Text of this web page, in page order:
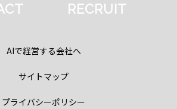
RECRUIT
AIで経営する会社へ
サイトマップ
プライバシーポリシー